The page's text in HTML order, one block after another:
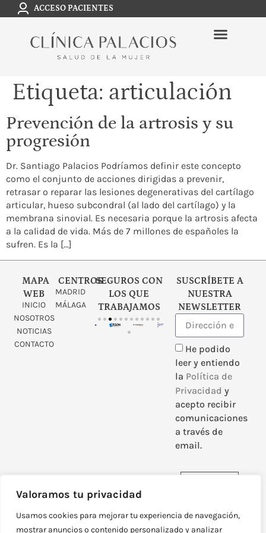
Valoramos tu privacidad
Usamos cookies para mejorar tu experiencia de navegación,
mostrar anuncios o contenido personalizado y analizar
ACCESO PACIENTES
Etiqueta: articulación
Prevención de la artrosis y su
progresión
Dr. Santiago Palacios Podríamos definir este concepto
como el conjunto de acciones dirigidas a prevenir,
retrasar o reparar las lesiones degenerativas del cartílago
articular, hueso subcondral (al lado del cartílago) y la
membrana sinovial. Es necesaria porque la artrosis afecta
a la calidad de vida. Más de 7 millones de españoles la
sufren. Es la […]
MAPA
WEB
INICIO
NOSOTROS
NOTICIAS
CONTACTO
CENTROS
MADRID
MÁLAGA
SEGUROS CON
LOS QUE
TRABAJAMOS
SUSCRÍBETE A
NUESTRA
NEWSLETTER
He podido
leer y entiendo
la Política de
Privacidad y
acepto recibir
comunicaciones
a través de
email.